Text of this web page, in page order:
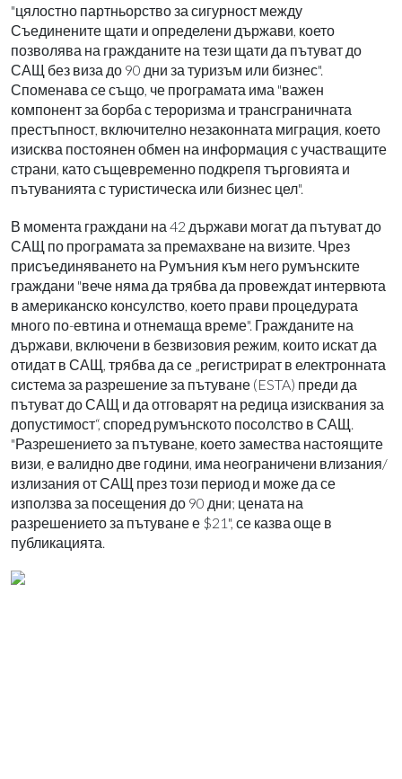
"цялостно партньорство за сигурност между
Съединените щати и определени държави, което
позволява на гражданите на тези щати да пътуват до
САЩ без виза до 90 дни за туризъм или бизнес".
Споменава се също, че програмата има "важен
компонент за борба с тероризма и трансграничната
престъпност, включително незаконната миграция, което
изисква постоянен обмен на информация с участващите
страни, като същевременно подкрепя търговията и
пътуванията с туристическа или бизнес цел".
В момента граждани на 42 държави могат да пътуват до
САЩ по програмата за премахване на визите. Чрез
присъединяването на Румъния към него румънските
граждани "вече няма да трябва да провеждат интервюта
в американско консулство, което прави процедурата
много по-евтина и отнемаща време". Гражданите на
държави, включени в безвизовия режим, които искат да
отидат в САЩ, трябва да се „регистрират в електронната
система за разрешение за пътуване (ESTA) преди да
пътуват до САЩ и да отговарят на редица изисквания за
допустимост“, според румънското посолство в САЩ.
"Разрешението за пътуване, което замества настоящите
визи, е валидно две години, има неограничени влизания/
излизания от САЩ през този период и може да се
използва за посещения до 90 дни; цената на
разрешението за пътуване е $21", се казва още в
публикацията.